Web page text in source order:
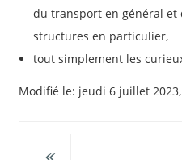
du transport en général et
structures en particulier,
tout simplement les
Modifié le: jeudi 6 juillet